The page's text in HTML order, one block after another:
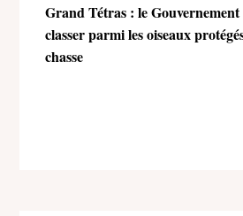
Grand Tétras : le Gouvernement
classer parmi les oiseaux
chasse